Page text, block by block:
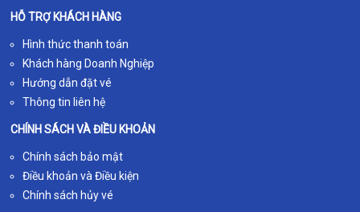
HỖ TRỢ KHÁCH HÀNG
Hình thức thanh toán
Khách hàng Doanh Nghiệp
Hướng dẫn đặt vé
Thông tin liên hệ
CHÍNH SÁCH VÀ ĐIỀU KHOẢN
Chính sách bảo mật
Điều khoản và Điều kiện
Chính sách hủy vé